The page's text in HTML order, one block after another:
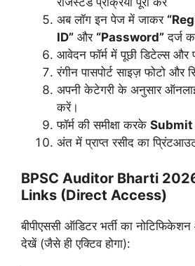
अब लॉग इन पेज में जाकर
ID” और “Password” दर्ज
आवेदन फॉर्म में पूछी डिटेल्स और
रंगीन पासपोर्ट साइज़ फोटो और
अपनी केटेगरी के अनुसार
करें।
फॉर्म की समीक्षा करके Submit
अंत में प्राप्त रसीद का
BPSC Auditor Bharti
Links (Direct Access)
बीपीएससी ऑडिटर भर्ती का
देखें (जैसे ही एक्टिव होगा):